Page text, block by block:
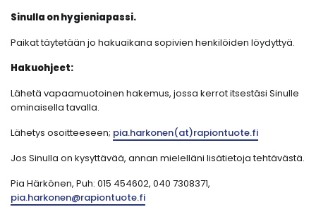
Sinulla on hygieniapassi.
Paikat täytetään jo hakuaikana sopivien henkilöiden löydyttyä.
Hakuohjeet:
Lähetä vapaamuotoinen hakemus, jossa kerrot itsestäsi Sinulle
ominaisella tavalla.
Lähetys osoitteeseen; pia.harkonen(at)rapiontuote.fi
Jos Sinulla on kysyttävää, annan mielelläni lisätietoja tehtävästä.
Pia Härkönen, Puh: 015 454602, 040 7308371,
pia.harkonen@rapiontuote.fi